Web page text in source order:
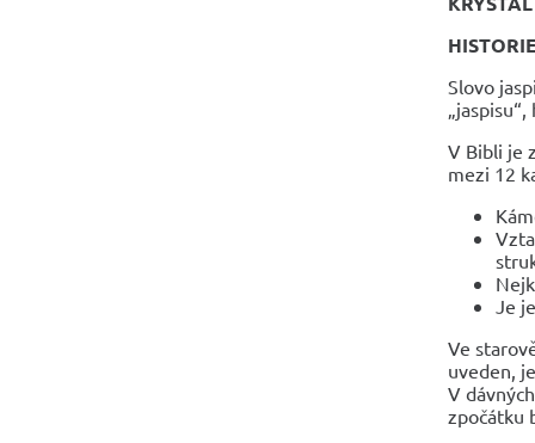
Slovo
V Bibli je
mezi 12
Je
Ve
uveden,
V
zpočátku